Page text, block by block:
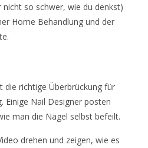
nicht so schwer, wie du denkst)
Home Behandlung und der
die richtige Überbrückung für
Einige Nail Designer posten
man die Nägel selbst befeilt.
drehen und zeigen, wie es